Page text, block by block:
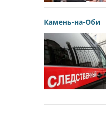
Камень-на-Оби